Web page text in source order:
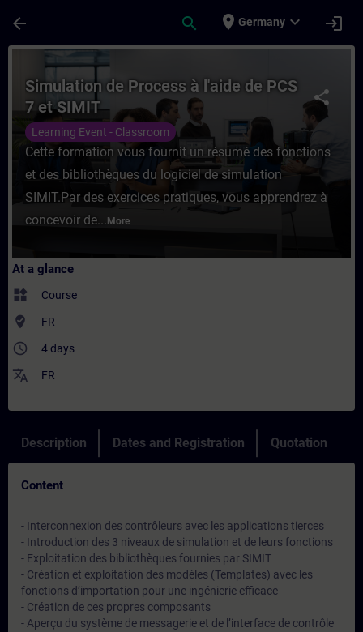
arrow_back search place Germany expand_more login
Course - Simulation de Process à l'aide
share
Simulation de Process à l'aide de PCS
7 et SIMIT
Learning Event - Classroom
Cette formation vous fournit un résumé des fonctions
et des bibliothèques du logiciel de simulation
SIMIT.Par des exercices pratiques, vous apprendrez à
concevoir de... More
At a glance
widgets Course
where_to_vote FR
access_time 4 days
translate FR
Description Dates and Registration Quotation
Content
- Interconnexion des contrôleurs avec les applications tierces
- Introduction des 3 niveaux de simulation et de leurs fonctions
- Exploitation des bibliothèques fournies par SIMIT
- Création et exploitation des modèles (Templates) avec les
fonctions d’importation pour une ingénierie efficace
- Création de ces propres composants
- Aperçu du système de messagerie et de l’interface de contrôle